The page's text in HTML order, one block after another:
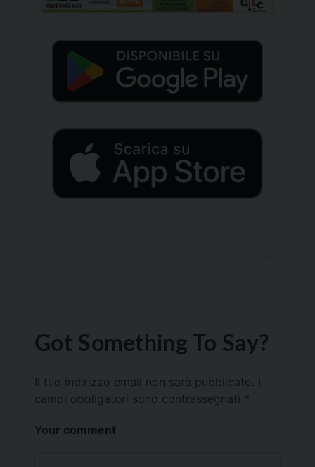
Got Something To Say?
Il tuo indirizzo email non sarà pubblicato.
campi obbligatori sono contrassegnati *
Your comment